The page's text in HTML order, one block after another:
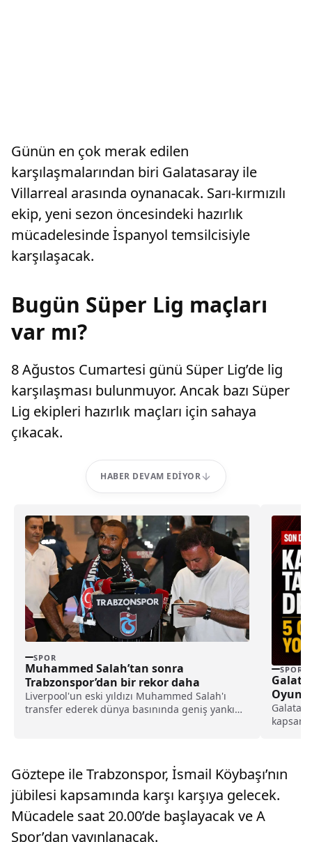
Günün en çok merak edilen
karşılaşmalarından biri Galatasaray ile
Villarreal arasında oynanacak. Sarı-kırmızılı
ekip, yeni sezon öncesindeki hazırlık
mücadelesinde İspanyol temsilcisiyle
karşılaşacak.
Bugün Süper Lig maçları
var mı?
8 Ağustos Cumartesi günü Süper Lig’de lig
karşılaşması bulunmuyor. Ancak bazı Süper
Lig ekipleri hazırlık maçları için sahaya
çıkacak.
HABER DEVAM EDIYOR
SPOR
Muhammed Salah’tan sonra
Trabzonspor’dan bir rekor daha
Liverpool'un eski yıldızı Muhammed Salah'ı
transfer ederek dünya basınında geniş yankı
SPOR
Göztepe ile Trabzonspor, İsmail Köybaşı’nın
jübilesi kapsamında karşı karşıya gelecek.
Mücadele saat 20.00’de başlayacak ve A
Spor’dan yayınlanacak.